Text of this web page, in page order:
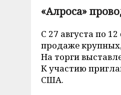
«Алроса»
С 27 августа по
продаже
На торги
К участию
США.